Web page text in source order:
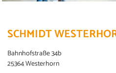
SCHMIDT
Bahnhofstraße 34b
25364 Westerhorn